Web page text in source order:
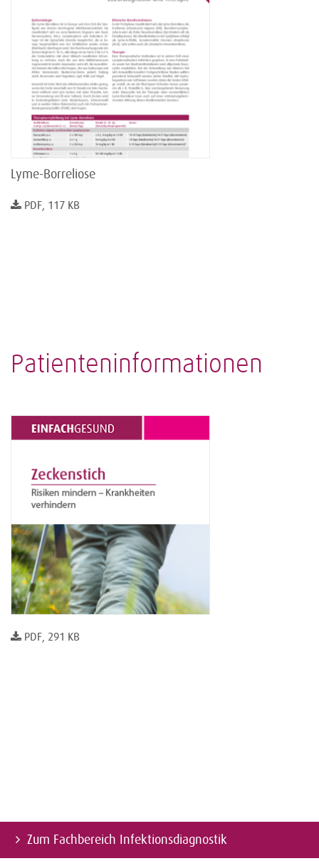
Lyme-Borreliose
PDF, 117 KB
Patienteninformationen
PDF, 291 KB
Zum Fachbereich Infektionsdiagnostik